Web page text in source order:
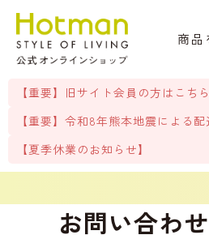
商品
【重要】旧サイト会員の方はこ
【重要】令和8年熊本地震による
【夏季休業のお知らせ】
お問い合わせ